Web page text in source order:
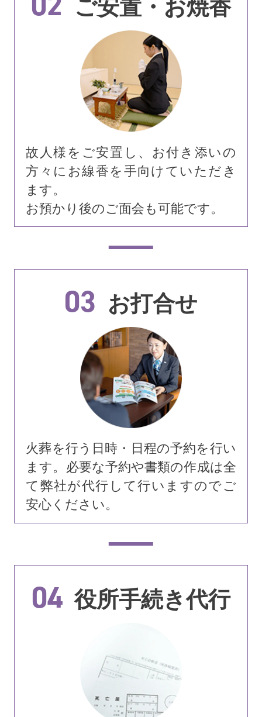
ご安置・お焼香
故人様をご安置し、お付き添いの
方々にお線香を手向けていただき
ます。
お預かり後のご面会も可能です。
03 お打合せ
火葬を行う日時・日程の予約を行い
ます。必要な予約や書類の作成は全
て弊社が代行して行いますのでご
安心ください。
04 役所手続き代行